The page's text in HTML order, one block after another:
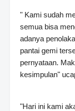
" Kami sudah
semua bisa
adanya
pantai gemi
pernyataan.
kesimpulan"
"Hari ini kami